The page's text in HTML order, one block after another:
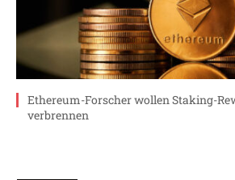
Ethereum-Forscher wollen Staking-
verbrennen